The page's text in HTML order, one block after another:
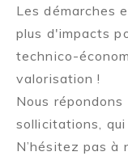
Les démarches
plus d'impacts
technico-
valorisation !
Nous
sollicitations,
N’hésitez pas à